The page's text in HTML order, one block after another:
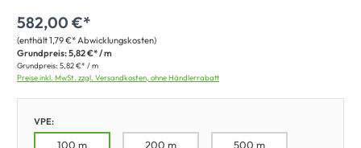
582,00 €*
(enthält 1,79 €* Abwicklungskosten)
Grundpreis:5,82 €* / m
Grundpreis: 5,82 €* / m
Preise inkl. MwSt. zzgl. Versandkosten, ohne Händlerrabatt
VPE:
100 m 200 m 500 m